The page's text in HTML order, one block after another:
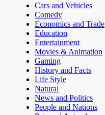
Cars and Vehicles
Comedy
Economics and Trade
Education
Entertainment
Movies & Animation
Gaming
History and Facts
Life Style
Natural
News and Politics
People and Nations